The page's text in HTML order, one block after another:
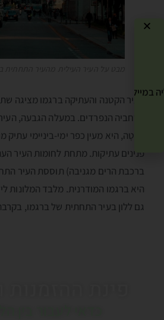
העיר הקטנה והעתיקה ברגמו מציגה
מרחביה הנפרדים. במעלה הגבעה,
אָלְטָה, היא מעין כפר ימי-ביניימי
פנינים עתיקות. מתחת לחומות העיר
ברכבת הרים מגניבה) תוססת העיר
היא ברגמו המודרנית. מלבד המלונות
גם ללון בעיר התחתית של ברגמו,
במייל שלך! »